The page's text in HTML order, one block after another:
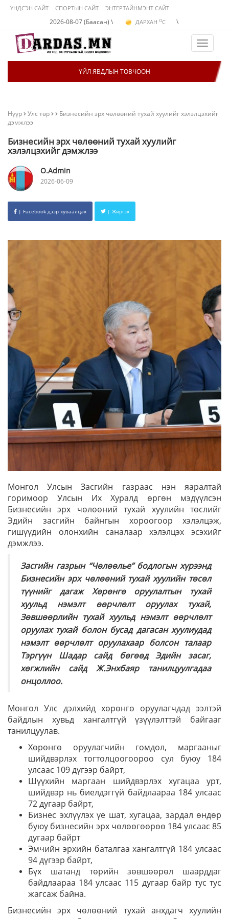
ҮНДСЭН САЙТ СПОРТЫН САЙТ ЭНТЕРТАЙНМЭНТ САЙТ
2026-08-07 (Баасан) \ ДАРХАН OC
ЭРДЭНЭТ C
\
Toggle
ҮЙЛ ЯВДЛЫН ТОВЧООН
Нүүр Улс төр
Бизнесийн эрх чөлөөний тухай хуулийг хэлэлцэхийг
дэмжлээ
Бизнесийн эрх чөлөөний тухай хуулийг
хэлэлцэхийг дэмжлээ
O.Admin
2026-06-09
| Facebook дээр хуваалцах | Жиргэх
Монгол Улсын Засгийн газраас нэн яаралтай
горимоор Улсын Их Хуралд өргөн мэдүүлсэн
Бизнесийн эрх чөлөөний тухай хуулийн төслийг
Эдийн засгийн байнгын хороогоор хэлэлцэж,
гишүүдийн олонхийн саналаар хэлэлцэх эсэхийг
дэмжлээ.
Засгийн газрын “Чөлөөлье” бодлогын хүрээнд
Бизнесийн эрх чөлөөний тухай хуулийн төсөл
түүнийг дагаж Хөрөнгө оруулалтын тухай
хуульд нэмэлт өөрчлөлт оруулах тухай,
Зөвшөөрлийн тухай хуульд нэмэлт өөрчлөлт
оруулах тухай болон бусад дагасан хуулиудад
нэмэлт өөрчлөлт оруулахаар болсон талаар
Тэргүүн Шадар сайд бөгөөд Эдийн засаг,
хөгжлийн сайд Ж.Энхбаяр танилцуулгадаа
онцоллоо.
Монгол Улс дэлхийд хөрөнгө оруулагчдад ээлтэй
байдлын хувьд хангалтгүй үзүүлэлттэй байгааг
танилцуулав.
Хөрөнгө оруулагчийн гомдол, маргааныг
шийдвэрлэх тогтолцоогоороо сул буюу 184
улсаас 109 дүгээр байрт,
Шүүхийн маргаан шийдвэрлэх хугацаа урт,
шийдвэр нь биелдэггүй байдлаараа 184 улсаас
72 дугаар байрт,
Бизнес эхлүүлэх үе шат, хугацаа, зардал өндөр
буюу бизнесийн эрх чөлөөгөөрөө 184 улсаас 85
дугаар байрт
Эмчийн эрхийн баталгаа хангалтгүй 184 улсаас
94 дүгээр байрт,
Бүх шатанд төрийн зөвшөөрөл шаарддаг
байдлаараа 184 улсаас 115 дугаар байр тус тус
жагсаж байна.
Бизнесийн эрх чөлөөний тухай анхдагч хуулийн